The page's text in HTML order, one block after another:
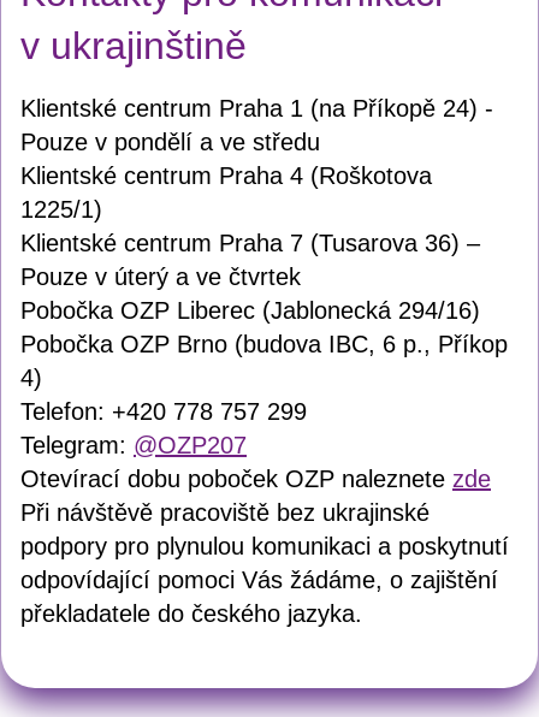
v ukrajinštině
Klientské centrum Praha 1 (na Příkopě 24) -
Pouze v pondělí a ve středu
Klientské centrum Praha 4 (Roškotova
1225/1)
Klientské centrum Praha 7 (Tusarova 36) –
Pouze v úterý a ve čtvrtek
Pobočka OZP Liberec (Jablonecká 294/16)
Pobočka OZP Brno (budova IBC, 6 p., Příkop
4)
Telefon: +420 778 757 299
Telegram: @OZP207
Otevírací dobu poboček OZP naleznete zde
Při návštěvě pracoviště bez ukrajinské
podpory pro plynulou komunikaci a poskytnutí
odpovídající pomoci Vás žádáme, o zajištění
překladatele do českého jazyka.